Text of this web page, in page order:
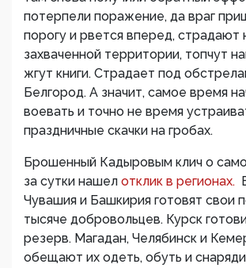
потерпели поражение, да враг
порогу и рвется вперед,
захваченной территории, топчут
жгут книги. Страдает под
Белгород. А значит, самое время
воевать и точно не время
праздничные скачки на гробах.
Брошенный Кадыровым клич о
за сутки нашел отклик в регионах.
Чувашия и Башкирия готовят свои
тысяче добровольцев. Курск
резерв. Магадан, Челябинск и
обещают их одеть, обуть и